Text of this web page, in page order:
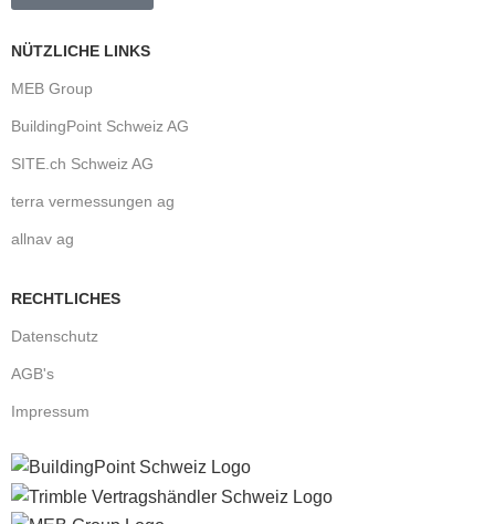
NÜTZLICHE LINKS
MEB Group
BuildingPoint Schweiz AG
SITE.ch Schweiz AG
terra vermessungen ag
allnav ag
RECHTLICHES
Datenschutz
AGB's
Impressum